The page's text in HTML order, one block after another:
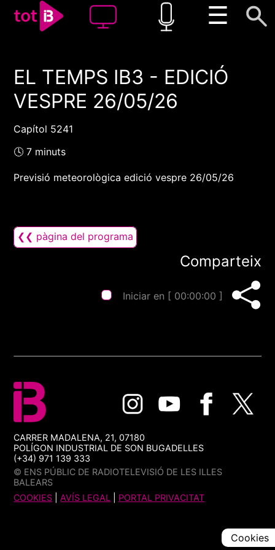
☰
00:00 00:00
1x
EL TEMPS IB3 - EDICIÓ
VESPRE 26/05/26
Capítol 5241
🕓 7 minuts
Previsió meteorològica edició vespre 26/05/26
❮❮ pàgina del programa
Comparteix
Iniciar en [ 00:00:00 ]
CARRER MADALENA, 21, 07180
POLÍGON INDUSTRIAL DE SON BUGADELLES
(+34) 971 139 333
© ENS PÚBLIC DE RADIOTELEVISIÓ DE LES ILLES
BALEARS
COOKIES |AVÍS LEGAL PORTAL PRIVACITAT
Cookies